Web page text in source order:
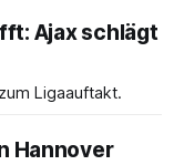
Ajax schlägt
Ligaauftakt.
Hannover